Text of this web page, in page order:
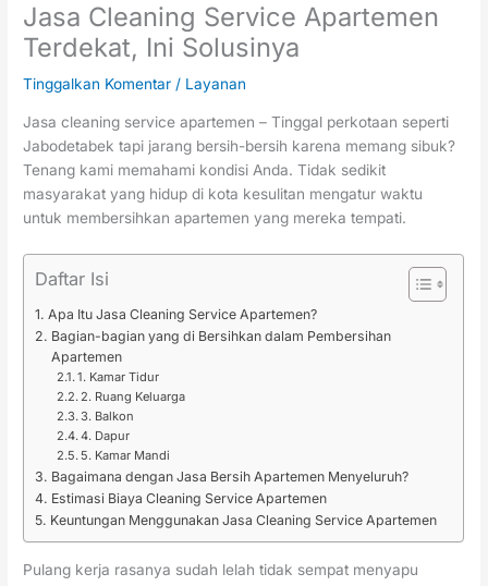
Jasa Cleaning Service Apartemen
Terdekat, Ini Solusinya
Tinggalkan Komentar / Layanan
Jasa cleaning service apartemen – Tinggal perkotaan seperti
Jabodetabek tapi jarang bersih-bersih karena memang sibuk?
Tenang kami memahami kondisi Anda. Tidak sedikit
masyarakat yang hidup di kota kesulitan mengatur waktu
untuk membersihkan apartemen yang mereka tempati.
Daftar Isi
Apa Itu Jasa Cleaning Service Apartemen?
Bagian-bagian yang di Bersihkan dalam Pembersihan
Apartemen
1. Kamar Tidur
2. Ruang Keluarga
3. Balkon
4. Dapur
5. Kamar Mandi
Bagaimana dengan Jasa Bersih Apartemen Menyeluruh?
Estimasi Biaya Cleaning Service Apartemen
Keuntungan Menggunakan Jasa Cleaning Service Apartemen
Pulang kerja rasanya sudah lelah tidak sempat menyapu